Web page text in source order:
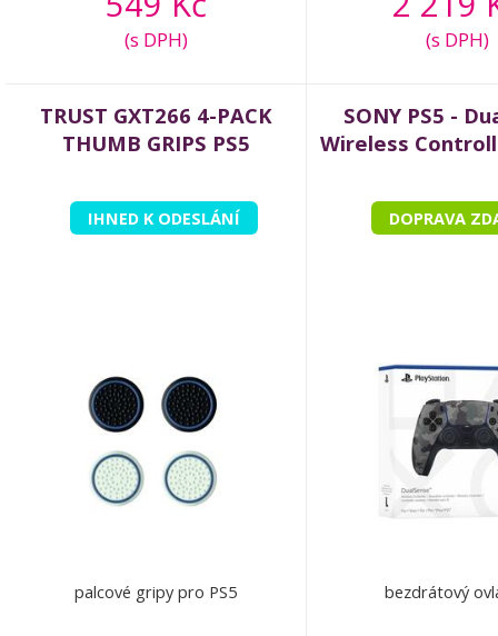
(s DPH) (s DPH)
TRUST GXT266 4-PACK
THUMB GRIPS PS5
IHNED K ODESLÁNÍ
palcové gripy pro PS5
SONY PS5 -
Wireless
DOPRAVA
bezdrátový